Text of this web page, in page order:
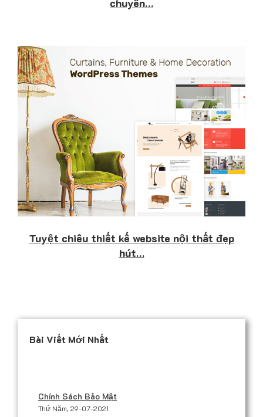
chuyên…
Tuyệt chiêu thiết kế website nội thất đẹp
hút…
Bài Viết Mới Nhất
Chính Sách Bảo Mật
Thứ Năm, 29-07-2021